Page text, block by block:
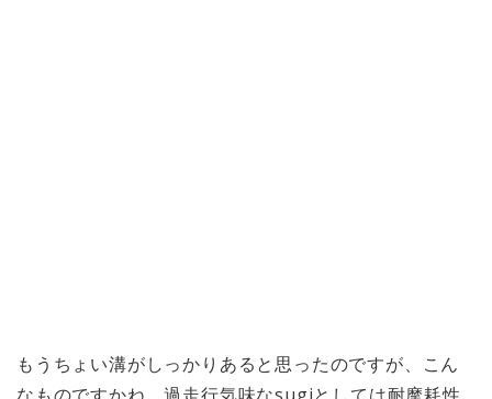
もうちょい溝がしっかりあると思ったのですが、こん